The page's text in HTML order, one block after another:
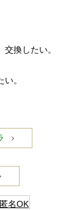
換したい。
い。